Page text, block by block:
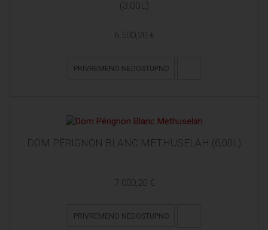
(3,00L)
6.500,20 €
PRIVREMENO NEDOSTUPNO
DOM PÉRIGNON BLANC METHUSELAH (6,00L)
7.000,20 €
PRIVREMENO NEDOSTUPNO